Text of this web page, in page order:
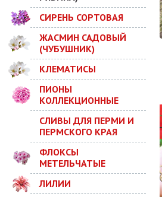
СИРЕНЬ СОРТОВАЯ
ЖАСМИН САДОВЫЙ
(ЧУБУШНИК)
КЛЕМАТИСЫ
ПИОНЫ
КОЛЛЕКЦИОННЫЕ
СЛИВЫ ДЛЯ ПЕРМИ И
ПЕРМСКОГО КРАЯ
ФЛОКСЫ
МЕТЕЛЬЧАТЫЕ
ЛИЛИИ